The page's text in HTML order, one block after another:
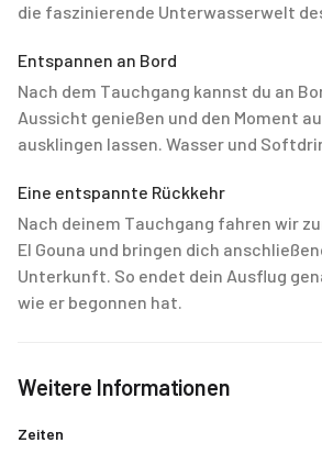
die faszinierende Unterwasserwelt
Entspannen an Bord
Nach dem Tauchgang kannst du an
Aussicht genießen und den Moment
ausklingen lassen. Wasser und
Eine entspannte Rückkehr
Nach deinem Tauchgang fahren wir
El Gouna und bringen dich
Unterkunft. So endet dein Ausflug
wie er begonnen hat.
Weitere Informationen
Zeiten